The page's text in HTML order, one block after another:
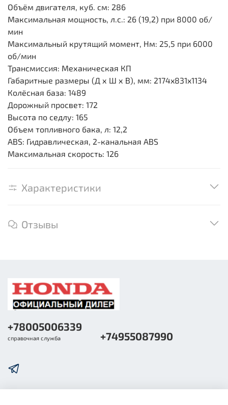
Объём двигателя, куб. см: 286
Максимальная мощность, л.с.: 26 (19,2) при 8000 об/
мин
Максимальный крутящий момент, Нм: 25,5 при 6000
об/мин
Трансмиссия: Механическая КП
Габаритные размеры (Д х Ш х В), мм: 2174x831x1134
Колёсная база: 1489
Дорожный просвет: 172
Высота по седлу: 165
Объем топливного бака, л: 12,2
ABS: Гидравлическая, 2-канальная ABS
Максимальная скорость: 126
Характеристики
Отзывы
+78005006339
справочная служба +74955087990